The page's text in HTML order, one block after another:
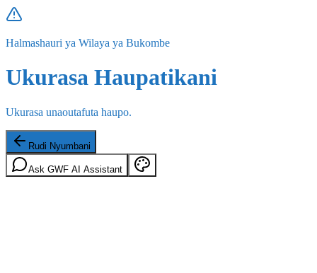
Halmashauri ya Wilaya ya Bukombe
Ukurasa Haupatikani
Ukurasa unaoutafuta haupo.
Rudi Nyumbani
Ask GWF AI Assistant